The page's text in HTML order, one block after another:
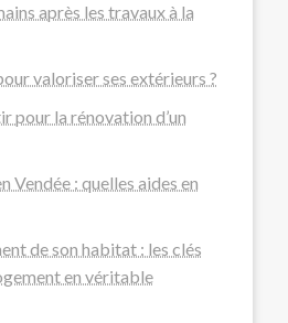
après les travaux à la
valoriser ses extérieurs ?
pour la rénovation d’un
Vendée : quelles aides en
de son habitat : les clés
en véritable